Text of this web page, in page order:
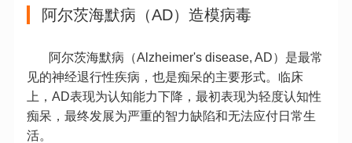
阿尔茨海默病（AD）造模病毒
阿尔茨海默病（Alzheimer's disease, AD）是最常
见的神经退行性疾病，也是痴呆的主要形式。临床
上，AD表现为认知能力下降，最初表现为轻度认知性
痴呆，最终发展为严重的智力缺陷和无法应付日常生
活。